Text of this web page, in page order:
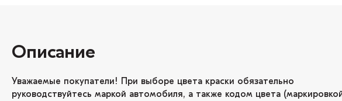
Описание
Уважаемые покупатели! При выборе цвета краски обязательно
руководствуйтесь маркой автомобиля, а также кодом цвета